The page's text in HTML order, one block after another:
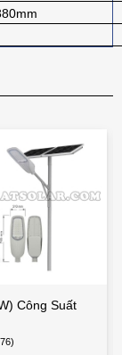
Công Suất